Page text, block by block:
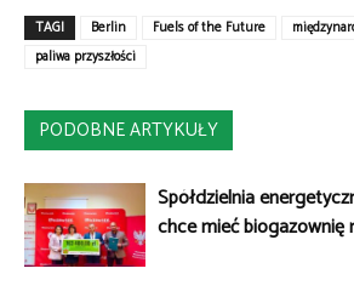
TAGI Berlin Fuels of the Future
paliwa przyszłości
PODOBNE ARTYKUŁY
Spółdzielnia
chce mieć biogazownię